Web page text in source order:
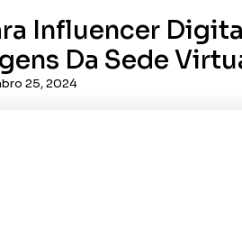
Influencer
Da Sede
25, 2024